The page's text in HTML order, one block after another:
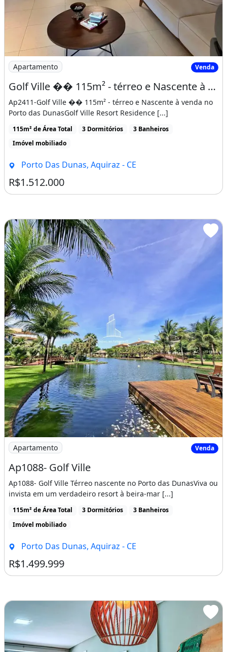
Apartamento Venda
Golf Ville �� 115m² - térreo e Nascente à venda no Porto das Dunas
Ap2411-Golf Ville �� 115m² - térreo e Nascente à venda no
Porto das DunasGolf Ville Resort Residence [...]
115m² de Área Total 3 Dormitórios
3 Banheiros
Imóvel mobiliado
Porto Das Dunas, Aquiraz - CE
R$1.512.000
Imagem: Ap1088- Golf Ville
Apartamento Venda
Ap1088- Golf Ville
Ap1088- Golf Ville Térreo nascente no Porto das DunasViva ou
invista em um verdadeiro resort à beira-mar [...]
115m² de Área Total 3 Dormitórios
3 Banheiros
Imóvel mobiliado
Porto Das Dunas, Aquiraz - CE
R$1.499.999